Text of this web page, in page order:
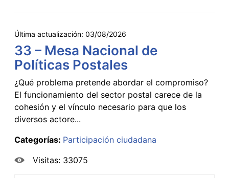
Última actualización: 03/08/2026
33 – Mesa Nacional de
Políticas Postales
¿Qué problema pretende abordar el compromiso?
El funcionamiento del sector postal carece de la
cohesión y el vínculo necesario para que los
diversos actore...
Categorías: Participación ciudadana
Visitas: 33075